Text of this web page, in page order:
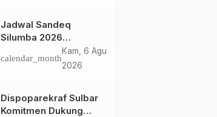
Jadwal Sandeq
Silumba 2026
Dispoparekraf Sulbar
calendar_month
Kam, 6 Agu
2026
Dispoparekraf Sulbar
Komitmen Dukung